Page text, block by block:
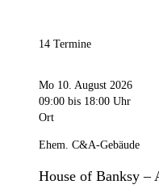
14 Termine
Mo 10. August 2026
09:00 bis 18:00 Uhr
Ort
Ehem. C&A-Gebäude
House of Banksy –